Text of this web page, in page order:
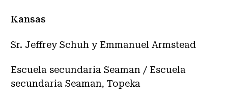
Kansas
Sr. Jeffrey Schuh y Emmanuel Armstead
Escuela secundaria Seaman / Escuela
secundaria Seaman, Topeka